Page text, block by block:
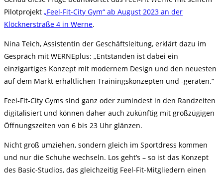
Pilotprojekt „Feel-Fit-City Gym“ ab August 2023 an der
Klöcknerstraße 4 in Werne.
Nina Teich, Assistentin der Geschäftsleitung, erklärt dazu im
Gespräch mit WERNEplus: „Entstanden ist dabei ein
einzigartiges Konzept mit modernem Design und den neuesten
auf dem Markt erhältlichen Trainingskonzepten und -geräten.“
Feel-Fit-City Gyms sind ganz oder zumindest in den Randzeiten
digitalisiert und können daher auch zukünftig mit großzügigen
Öffnungszeiten von 6 bis 23 Uhr glänzen.
Nicht groß umziehen, sondern gleich im Sportdress kommen
und nur die Schuhe wechseln. Los geht’s – so ist das Konzept
des Basic-Studios, das gleichzeitig Feel-Fit-Mitgliedern einen